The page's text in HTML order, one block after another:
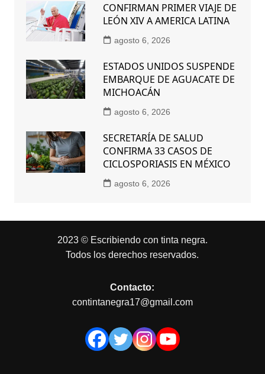
CONFIRMAN PRIMER VIAJE DE
LEÓN XIV A AMERICA LATINA
agosto 6, 2026
ESTADOS UNIDOS SUSPENDE
EMBARQUE DE AGUACATE DE
MICHOACÁN
agosto 6, 2026
SECRETARÍA DE SALUD
CONFIRMA 33 CASOS DE
CICLOSPORIASIS EN MÉXICO
agosto 6, 2026
2023 © Escribiendo con tinta negra.
Todos los derechos reservados.
Contacto:
contintanegra17@gmail.com